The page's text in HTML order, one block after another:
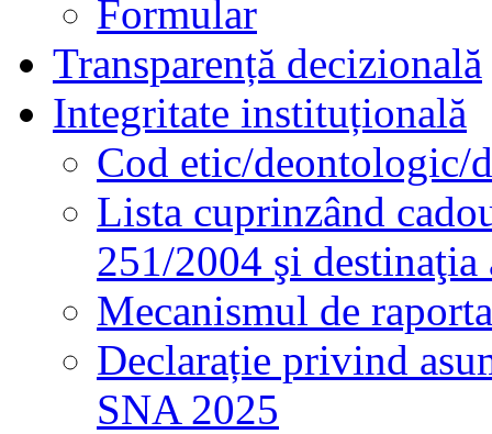
Formular
Transparență decizională
Integritate instituțională
Cod etic/deontologic/
Lista cuprinzând
251/2004 şi destinaţia
Mecanismul de
Declarație privind
SNA 2025